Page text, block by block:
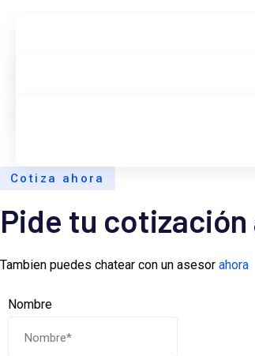
Cotiza ahora
Pide tu cotización
Tambien puedes chatear con un asesor ahora
Nombre